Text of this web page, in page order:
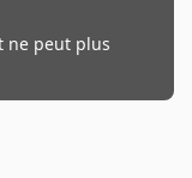
ne peut plus